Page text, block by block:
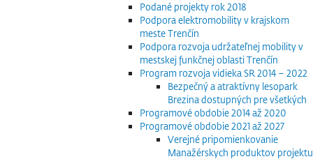
Podané projekty rok 2018
Podpora elektromobility v krajskom
meste Trenčín
Podpora rozvoja udržateľnej mobility v
mestskej funkčnej oblasti Trenčín
Program rozvoja vidieka SR 2014 – 2022
Bezpečný a atraktívny lesopark
Brezina dostupných pre všetkých
Programové obdobie 2014 až 2020
Programové obdobie 2021 až 2027
Verejné pripomienkovanie
Manažérskych produktov projektu